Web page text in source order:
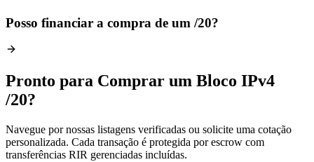
Posso financiar a compra de um /20?
Pronto para Comprar um Bloco IPv4
/20?
Navegue por nossas listagens verificadas ou solicite uma cotação
personalizada. Cada transação é protegida por escrow com
transferências RIR gerenciadas incluídas.